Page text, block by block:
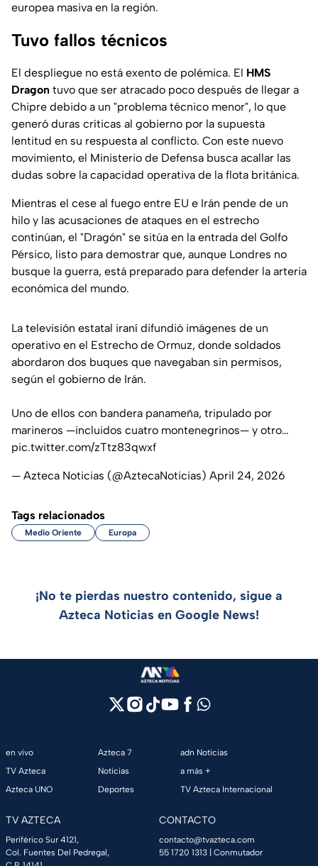
europea masiva en la región.
Tuvo fallos técnicos
El despliegue no está exento de polémica. El HMS
Dragon tuvo que ser atracado poco después de llegar a
Chipre debido a un "problema técnico menor", lo que
generó duras críticas al gobierno por la supuesta
lentitud en su respuesta al conflicto. Con este nuevo
movimiento, el Ministerio de Defensa busca acallar las
dudas sobre la capacidad operativa de la flota británica.
Mientras el cese al fuego entre EU e Irán pende de un
hilo y las acusaciones de ataques en el estrecho
continúan, el "Dragón" se sitúa en la entrada del Golfo
Pérsico, listo para demostrar que, aunque Londres no
busque la guerra, está preparado para defender la arteria
económica del mundo.
La televisión estatal iraní difundió imágenes de un
operativo en el Estrecho de Ormuz, donde soldados
abordaron dos buques que navegaban sin permisos,
según el gobierno de Irán.
Uno de ellos con bandera panameña, tripulado por
marineros —incluidos cuatro montenegrinos— y otro…
pic.twitter.com/zTtz83qwxf
— Azteca Noticias (@AztecaNoticias) April 24, 2026
Tags relacionados
Medio Oriente Europa
¡No te pierdas nuestro contenido, sigue a
Azteca Noticias en Google News!
en vivo
TV Azteca
Azteca UNO
Azteca 7
Noticias
Deportes
adn Noticias
a más +
TV Azteca Internacional
TV AZTECA
Periférico Sur 4121,
Col. Fuentes Del Pedregal,
CONTACTO
contacto@tvazteca.com
55 1720 1313 | Conmutador